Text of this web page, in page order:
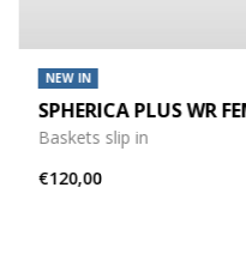
NEW IN
SPHERICA PLUS WR
Baskets slip in
€120,00